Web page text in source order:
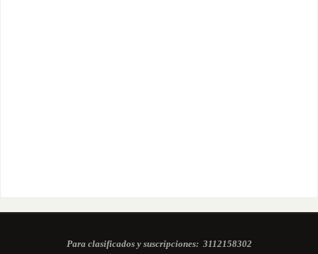
Para clasificados y suscripciones: 3112158302